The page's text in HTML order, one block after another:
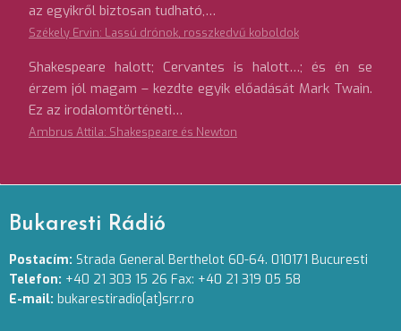
az egyikről biztosan tudható,…
Székely Ervin: Lassú drónok, rosszkedvű koboldok
Shakespeare halott; Cervantes is halott…; és én se
érzem jól magam – kezdte egyik előadását Mark Twain.
Ez az irodalomtörténeti…
Ambrus Attila: Shakespeare és Newton
Bukaresti Rádió
Postacím: Strada General Berthelot 60-64. 010171 Bucuresti
Telefon: +40 21 303 15 26 Fax: +40 21 319 05 58
E-mail: bukarestiradio[at]srr.ro